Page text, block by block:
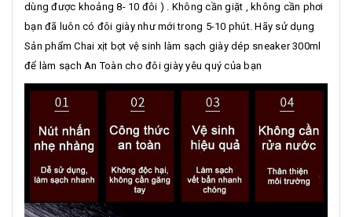
dùng được khoảng 8- 10 đôi ) . Không cần giặt , không cần phơi
bạn đã luôn có đôi giày như mới trong 5-10 phút. Hãy sử dụng
Sản phẩm Chai xịt bọt vệ sinh làm sạch giày dép sneaker 300ml
để làm sạch An Toàn cho đôi giày yêu quý của bạn